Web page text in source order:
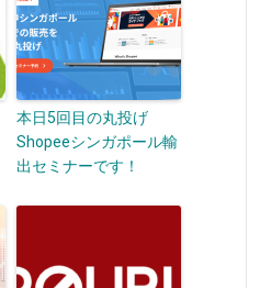
本日5回目の丸投げ
Shopeeシンガポール輸
出セミナーです！